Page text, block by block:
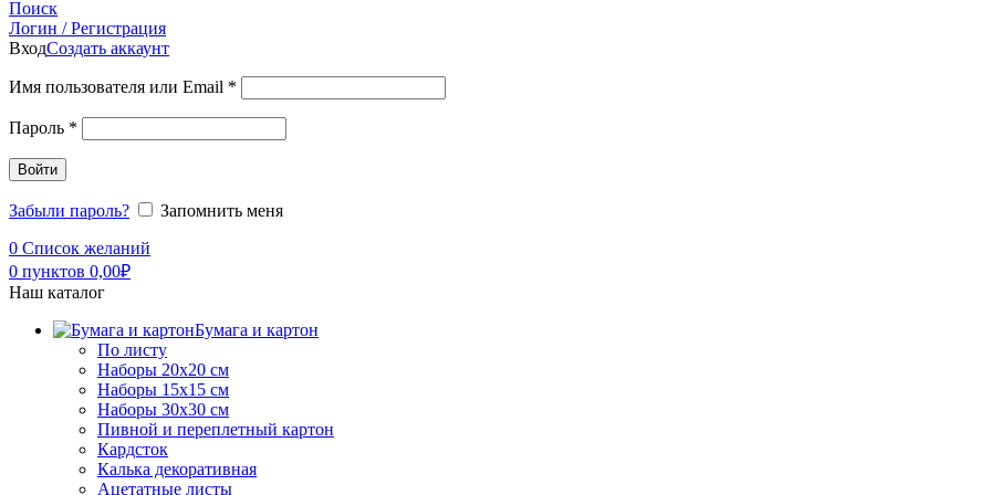
Поиск
Логин / Регистрация
ВходСоздать аккаунт
Имя пользователя или Email *
Пароль *
Войти
Забыли пароль?
Запомнить меня
0 Список желаний
0 пунктов 0,00₽
Наш каталог
Бумага и картон
По листу
Наборы 20х20 см
Наборы 15х15 см
Наборы 30х30 см
Пивной и переплетный картон
Кардсток
Калька декоративная
Ацетатные листы